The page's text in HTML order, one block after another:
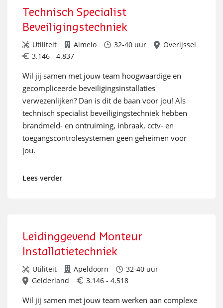
Technisch Specialist
Beveiligingstechniek
Utiliteit Almelo 32-40 uur
Overijssel
3.146 - 4.837
Wil jij samen met jouw team hoogwaardige en
gecompliceerde beveiligingsinstallaties
verwezenlijken? Dan is dit de baan voor jou! Als
technisch specialist beveiligingstechniek hebben
brandmeld- en ontruiming, inbraak, cctv- en
toegangscontrolesystemen geen geheimen voor
jou.
Lees verder
Leidinggevend Monteur
Installatietechniek
Utiliteit Apeldoorn
32-40 uur
Gelderland
3.146 - 4.518
Wil jij samen met jouw team werken aan complexe